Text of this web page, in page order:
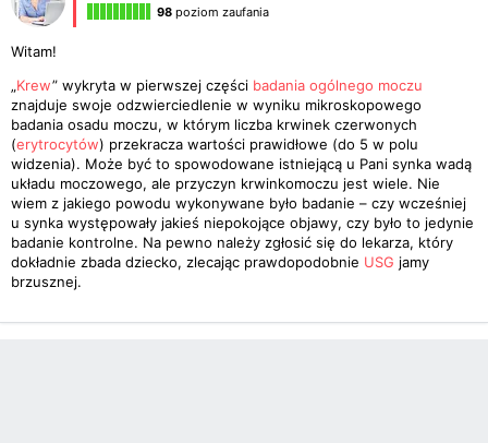
98 poziom zaufania
Witam!
„Krew” wykryta w pierwszej części badania ogólnego moczu
znajduje swoje odzwierciedlenie w wyniku mikroskopowego
badania osadu moczu, w którym liczba krwinek czerwonych
(erytrocytów) przekracza wartości prawidłowe (do 5 w polu
widzenia). Może być to spowodowane istniejącą u Pani synka wadą
układu moczowego, ale przyczyn krwinkomoczu jest wiele. Nie
wiem z jakiego powodu wykonywane było badanie – czy wcześniej
u synka występowały jakieś niepokojące objawy, czy było to jedynie
badanie kontrolne. Na pewno należy zgłosić się do lekarza, który
dokładnie zbada dziecko, zlecając prawdopodobnie USG jamy
brzusznej.